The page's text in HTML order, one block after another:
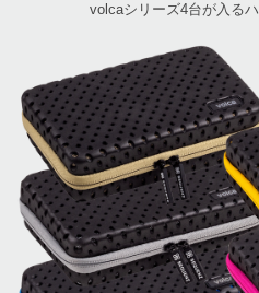
volcaシリーズ4台が入る